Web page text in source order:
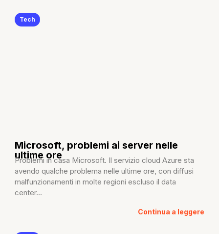
Tech
Microsoft, problemi ai server nelle
ultime ore
Problemi in casa Microsoft. Il servizio cloud Azure sta
avendo qualche problema nelle ultime ore, con diffusi
malfunzionamenti in molte regioni escluso il data
center...
Continua a leggere